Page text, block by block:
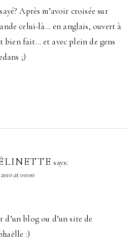
Après m’avoir croisée sur
celui-là… en anglais, ouvert à
fait… et avec plein de gens
;)
says:
at 00:00
blog ou d’un site de
:)